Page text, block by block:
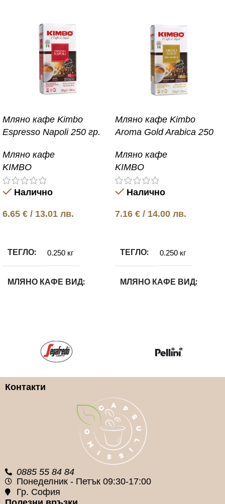
Мляно кафе Kimbo
Espresso Napoli 250 гр.
Мляно кафе
KIMBO
Налично
6.65 € / 13.01 лв.
ТЕГЛО 0.250 кг
МЛЯНО КАФЕ ВИД
РАЗФАСОВКИ
250гр.
МЛЯНО КАФЕ ПО
Мляно кафе Kimbo
Aroma Gold Arabica 250
Мляно кафе
KIMBO
Налично
7.16 € / 14.00 лв.
ТЕГЛО 0.250 кг
МЛЯНО КАФЕ ВИД
РАЗФАСОВКИ
250гр.
МЛЯНО КАФЕ ПО
МАРКИ
Kimbo
Контакти
0885 55 84 84
Понеделник - Петък 09:30-17:00
Гр. София